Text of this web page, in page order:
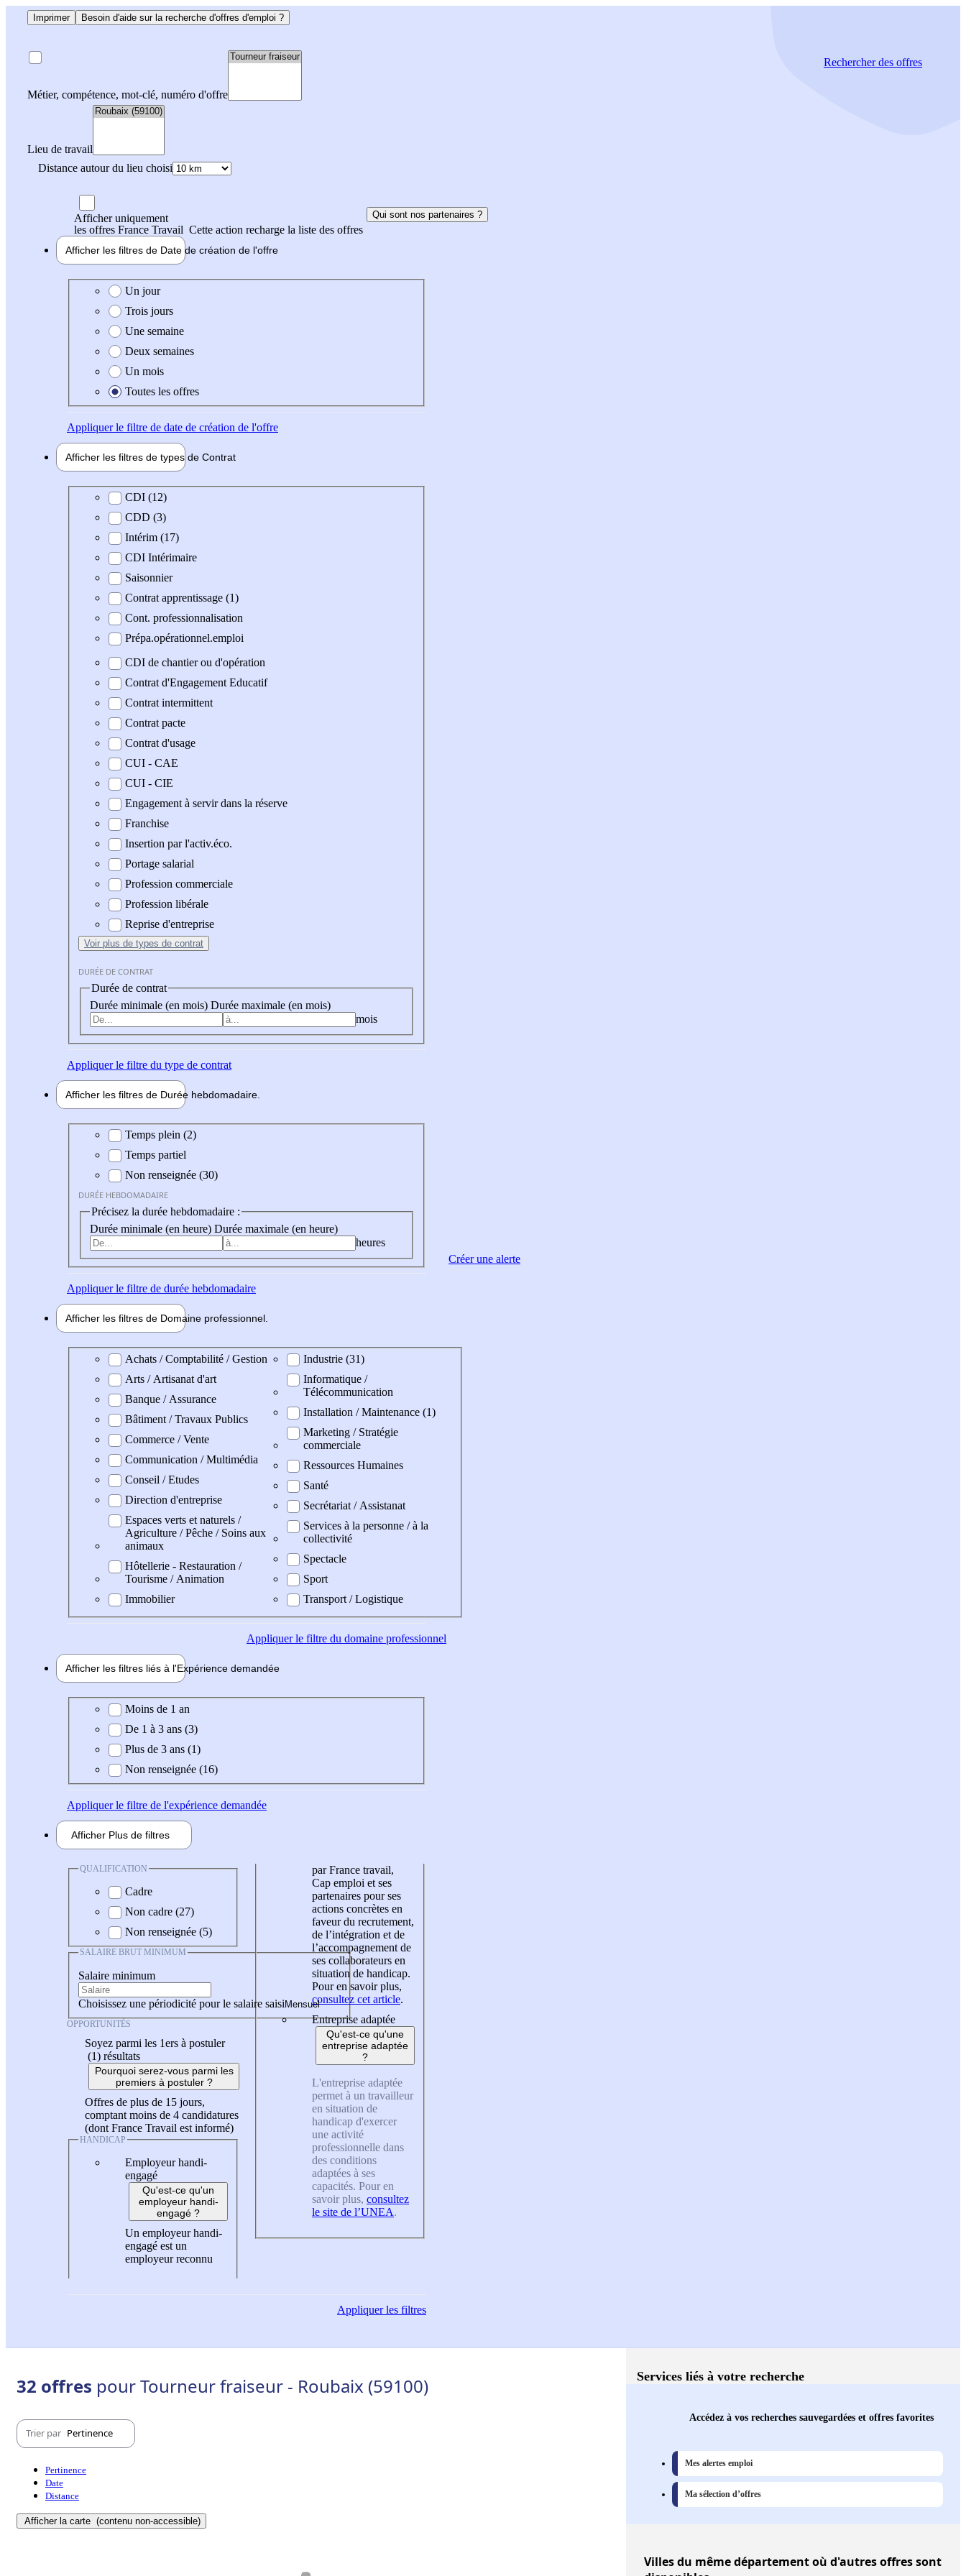
Imprimer Besoin d'aide sur la recherche d'offres d'emploi ?
Métier, compétence, mot-clé, numéro d'offre
Lieu de travail
Distance autour du lieu choisi
Rechercherdes offres
Afficher uniquement
les offres France Travail Cette action recharge la liste des offres
Qui sont nos partenaires ?
Afficher les filtres de Date de création de l'offre
Date de création de l'offre
Un jour
Trois jours
Une semaine
Deux semaines
Un mois
Toutes les offres
Appliquerle filtre de date de création de l'offre
Afficher les filtres de types de Contrat
Type de contratCDI (12)
CDD (3)
Intérim (17)
CDI Intérimaire
Saisonnier
Contrat apprentissage (1)
Cont. professionnalisation
Prépa.opérationnel.emploi
CDI de chantier ou d'opération
Contrat d'Engagement Educatif
Contrat intermittent
Contrat pacte
Contrat d'usage
CUI - CAE
CUI - CIE
Engagement à servir dans la réserve
Franchise
Insertion par l'activ.éco.
Portage salarial
Profession commerciale
Profession libérale
Reprise d'entreprise
Voir plus de types de contrat
DURÉE DE CONTRAT
Durée de contrat
Durée minimale (en mois) Durée maximale (en mois)
mois
Appliquerle filtre du type de contrat
Afficher les filtres de Durée hebdomadaire
Durée hebdomadaire
Temps plein (2)
Temps partiel
Non renseignée (30)
DURÉE HEBDOMADAIRE
Précisez la durée hebdomadaire :
Durée minimale (en heure) Durée maximale (en heure)
heures
Appliquerle filtre de durée hebdomadaire
Afficher les filtres de Domaine professionnel
Domaine professionel
Achats / Comptabilité / Gestion
Arts / Artisanat d'art
Banque / Assurance
Bâtiment / Travaux Publics
Commerce / Vente
Communication / Multimédia
Conseil / Etudes
Direction d'entreprise
Espaces verts et naturels /
Agriculture / Pêche / Soins aux
animaux
Hôtellerie - Restauration /
Tourisme / Animation
Immobilier
Industrie (31)
Informatique /
Télécommunication
Installation / Maintenance (1)
Marketing / Stratégie
commerciale
Ressources Humaines
Santé
Secrétariat / Assistanat
Services à la personne / à la
collectivité
Spectacle
Sport
Transport / Logistique
Appliquerle filtre du domaine professionnel
Afficher les filtres liés à l'Expérience demandée
Expérience demandée
Moins de 1 an
De 1 à 3 ans (3)
Plus de 3 ans (1)
Non renseignée (16)
Appliquerle filtre de l'expérience demandée
Afficher Plus de filtres
QUALIFICATION
Cadre
Non cadre (27)
Non renseignée (5)
SALAIRE BRUT MINIMUM
Salaire minimum
Choisissez une périodicité pour le salaire saisi
OPPORTUNITÉS
Soyez parmi les 1ers à postuler
(1) résultats
Pourquoi serez-vous parmi les
premiers à postuler ?
Offres de plus de 15 jours,
comptant moins de 4 candidatures
(dont France Travail est informé)
HANDICAP
Employeur handi-
engagé
Qu'est-ce qu'un
employeur handi-
engagé ?
Un employeur handi-
engagé est un
employeur reconnu
par France travail,
Cap emploi et ses
partenaires pour ses
actions concrètes en
faveur du recrutement,
de l’intégration et de
l’accompagnement de
ses collaborateurs en
situation de handicap.
Pour en savoir plus,
consultez cet article.
Entreprise adaptée
Qu'est-ce qu'une
entreprise adaptée
?
L'entreprise adaptée
permet à un travailleur
en situation de
handicap d'exercer
une activité
professionnelle dans
des conditions
adaptées à ses
capacités. Pour en
savoir plus, consultez
le site de l’UNEA.
Appliquerles filtres
Créer une alerte
32 offres pour Tourneur fraiseur - Roubaix (59100)
Trier par Pertinence
Pertinence
Date
Distance
Afficher la carte (contenu non-accessible)
Services liés à votre recherche
Accédez à vos recherches sauvegardées et offres favorites
Mes alertes emploi
Ma sélection d’offres
Villesdu même département où d'autres offres sont